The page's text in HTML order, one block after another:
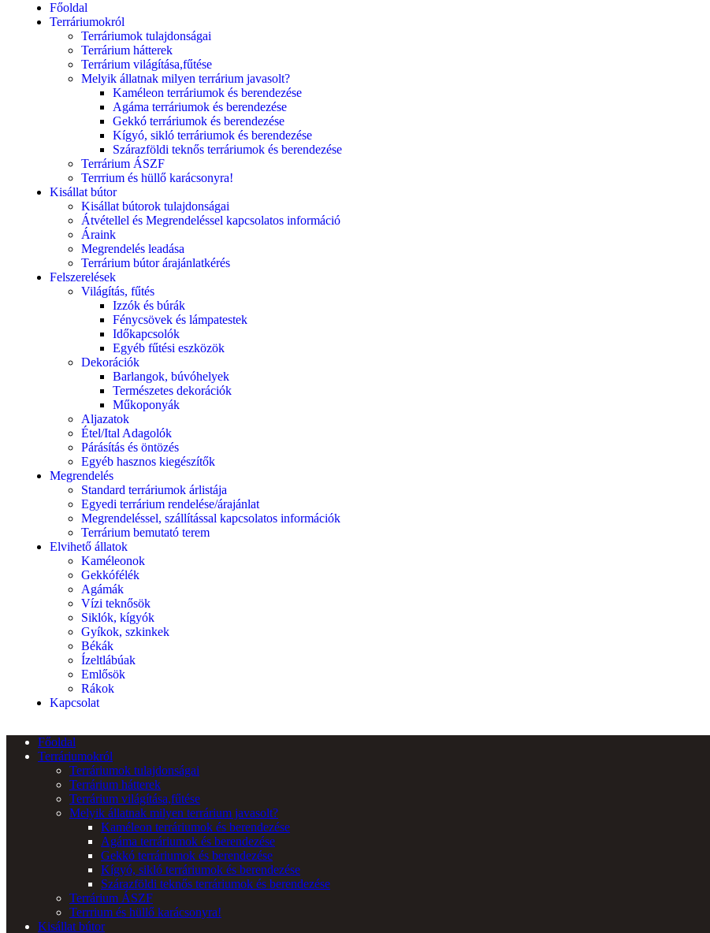
Főoldal
Terráriumokról
Terráriumok tulajdonságai
Terrárium hátterek
Terrárium világítása,fűtése
Melyik állatnak milyen terrárium javasolt?
Kaméleon terráriumok és berendezése
Agáma terráriumok és berendezése
Gekkó terráriumok és berendezése
Kígyó, sikló terráriumok és berendezése
Szárazföldi teknős terráriumok és berendezése
Terrárium ÁSZF
Terrrium és hüllő karácsonyra!
Kisállat bútor
Kisállat bútorok tulajdonságai
Átvétellel és Megrendeléssel kapcsolatos információ
Áraink
Megrendelés leadása
Terrárium bútor árajánlatkérés
Felszerelések
Világítás, fűtés
Izzók és búrák
Fénycsövek és lámpatestek
Időkapcsolók
Egyéb fűtési eszközök
Dekorációk
Barlangok, búvóhelyek
Természetes dekorációk
Műkoponyák
Aljazatok
Étel/Ital Adagolók
Párásítás és öntözés
Egyéb hasznos kiegészítők
Megrendelés
Standard terráriumok árlistája
Egyedi terrárium rendelése/árajánlat
Megrendeléssel, szállítással kapcsolatos információk
Terrárium bemutató terem
Elvihető állatok
Kaméleonok
Gekkófélék
Agámák
Vízi teknősök
Siklók, kígyók
Gyíkok, szkinkek
Békák
Ízeltlábúak
Emlősök
Rákok
Kapcsolat
Főoldal
Terráriumokról
Terráriumok tulajdonságai
Terrárium hátterek
Terrárium világítása,fűtése
Melyik állatnak milyen terrárium javasolt?
Kaméleon terráriumok és berendezése
Agáma terráriumok és berendezése
Gekkó terráriumok és berendezése
Kígyó, sikló terráriumok és berendezése
Szárazföldi teknős terráriumok és berendezése
Terrárium ÁSZF
Terrrium és hüllő karácsonyra!
Kisállat bútor